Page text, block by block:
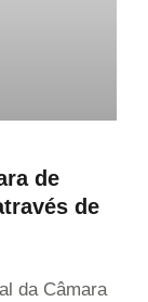
de
de
da Câmara